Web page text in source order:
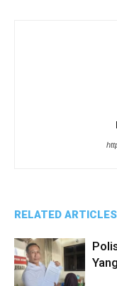
RELATED ARTICLES